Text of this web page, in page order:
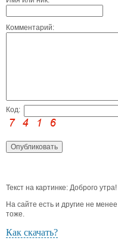
Комментарий:
Код:
Текст на картинке: Доброго
На сайте есть и другие не
тоже.
Как скачать?